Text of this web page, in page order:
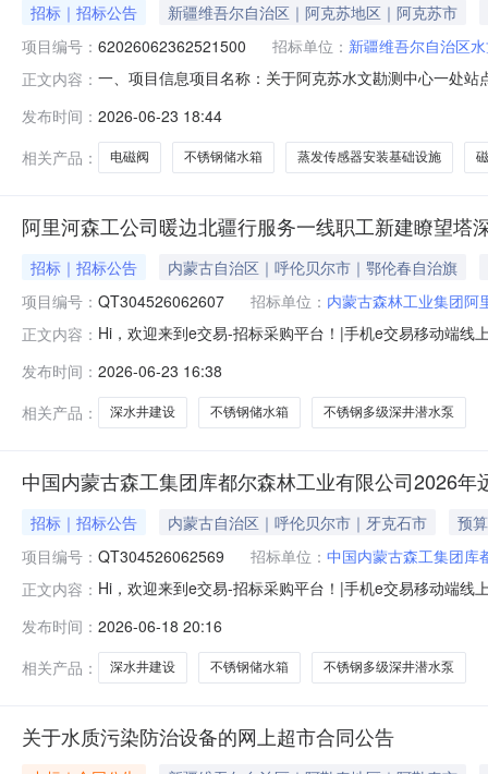
招标｜招标公告
新疆维吾尔自治区｜阿克苏地区｜阿克苏市
项目编号： 62026062362521500 招标单位： 新疆维吾尔自治区
正文内容： 一、项目信息项目名称：关于阿克苏水文勘测中心一处
第二十二条的规定。二、采购需求清单商品名称参数要
发布时间： 2026-06-23 18:44
相关产品：
电磁阀 不锈钢储水箱 蒸发传感器安装基础设施
阿里河森工公司暖边北疆行服务一线职工新建瞭望
招标｜招标公告
内蒙古自治区｜呼伦贝尔市｜鄂伦春自治旗
项目编号： QT304526062607 招标单位： 内蒙古森林工业集团阿
正文内容： Hi，欢迎来到e交易-招标采购平台！|手机e交易移动端线
——施工【网上竞价】重要提示：1、《》。2、在参与项
程及相关费用支付方式等
发布时间： 2026-06-23 16:38
相关产品：
深水井建设 不锈钢储水箱 不锈钢多级深井潜水泵
中国内蒙古森工集团库都尔森林工业有限公司2026
招标｜招标公告 内蒙古自治区｜呼伦贝尔市｜牙克石市
预
项目编号： QT304526062569 招标单位： 中国内蒙古森工集团库
正文内容： Hi，欢迎来到e交易-招标采购平台！|手机e交易移动端线
井供水工程【网上竞价】重要提示：1、《》。2、在参
流程及相关费用支付
发布时间： 2026-06-18 20:16
相关产品：
深水井建设 不锈钢储水箱 不锈钢多级深井潜水泵
关于水质污染防治设备的网上超市合同公告